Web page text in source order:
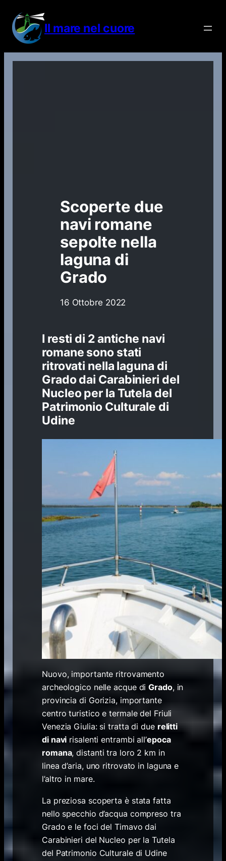
contenuto
Il mare nel cuore
Scoperte due
navi romane
sepolte nella
laguna di
Grado
16 Ottobre 2022
I resti di 2 antiche navi
romane sono stati
ritrovati nella laguna di
Grado dai Carabinieri del
Nucleo per la Tutela del
Patrimonio Culturale di
Udine
Nuovo, importante ritrovamento
archeologico nelle acque diGrado, in
provincia di Gorizia, importante
centro turistico e termale del Friuli
Venezia Giulia: si tratta di due relitti
di navi risalenti entrambi all’epoca
romana, distanti tra loro 2 km in
linea d’aria, uno ritrovato in laguna e
l’altro in mare.
La preziosa scoperta è stata fatta
nello specchio d’acqua compreso tra
Grado e le foci del Timavo dai
Carabinieri del Nucleo per la Tutela
del Patrimonio Culturale di Udine